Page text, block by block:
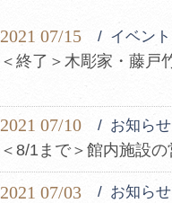
2021 07/15 イベント
2021 07/10 お知らせ
2021 07/03 お知らせ